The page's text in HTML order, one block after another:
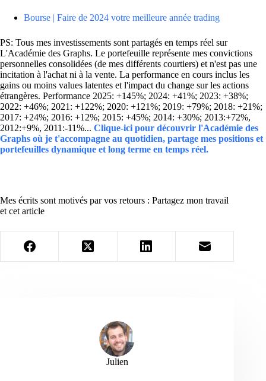
Bourse | Faire de 2024 votre meilleure année trading
PS: Tous mes investissements sont partagés en temps réel sur
L'Académie des Graphs. Le portefeuille représente mes convictions
personnelles consolidées (de mes différents courtiers) et n'est pas une
incitation à l'achat ni à la vente. La performance en cours inclus les
gains ou moins values latentes et l'impact du change sur les actions
étrangères. Performance 2025: +145%; 2024: +41%; 2023: +38%;
2022: +46%; 2021: +122%; 2020: +121%; 2019: +79%; 2018: +21%;
2017: +24%; 2016: +12%; 2015: +45%; 2014: +30%; 2013:+72%,
2012:+9%, 2011:-11%... Clique-ici pour découvrir l'Académie des
Graphs où je t'accompagne au quotidien, partage mes positions et
portefeuilles dynamique et long terme en temps réel.
Mes écrits sont motivés par vos retours : Partagez mon travail
et cet article
Julien